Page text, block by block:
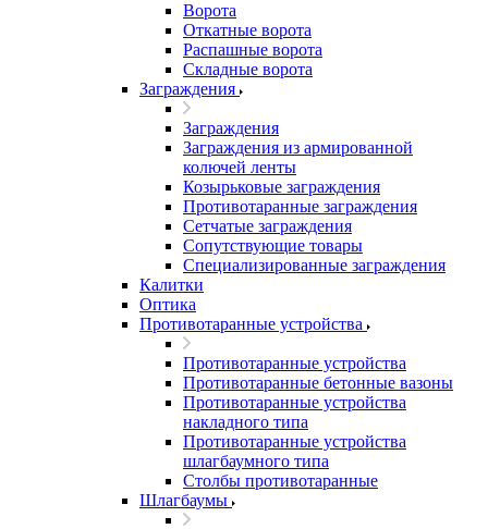
Ворота
Откатные ворота
Распашные ворота
Складные ворота
Заграждения
Заграждения
Заграждения из армированной
колючей ленты
Козырьковые заграждения
Противотаранные заграждения
Сетчатые заграждения
Сопутствующие товары
Специализированные заграждения
Калитки
Оптика
Противотаранные устройства
Противотаранные устройства
Противотаранные бетонные вазоны
Противотаранные устройства
накладного типа
Противотаранные устройства
шлагбаумного типа
Столбы противотаранные
Шлагбаумы